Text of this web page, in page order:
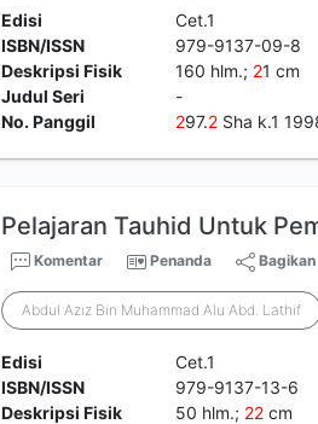
Edisi
Cet.1
ISBN/ISSN
979-9137-09-8
Deskripsi Fisik
160 hlm.; 21 cm
Judul Seri
-
No. Panggil
297.2Sha k.1
Pelajaran Tauhid Untuk
Komentar Penanda Bagikan
Abdul Aziz Bin Muhammad Alu Abd. Lathif
Edisi
Cet.1
ISBN/ISSN
979-9137-13-6
Deskripsi Fisik
50 hlm.; 22cm